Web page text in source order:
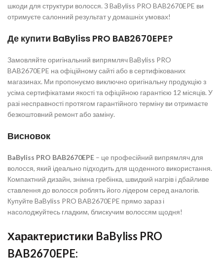
шкоди для структури волосся. З BaByliss PRO BAB2670EPE ви
отримуєте салонний результат у домашніх умовах!
Де купити BaByliss PRO BAB2670EPE?
Замовляйте оригінальний випрямляч BaByliss PRO
BAB2670EPE на офіційному сайті або в сертифікованих
магазинах. Ми пропонуємо виключно оригінальну продукцію з
усіма сертифікатами якості та офіційною гарантією 12 місяців. У
разі несправності протягом гарантійного терміну ви отримаєте
безкоштовний ремонт або заміну.
Висновок
BaByliss PRO BAB2670EPE – це професійний випрямляч для
волосся, який ідеально підходить для щоденного використання.
Компактний дизайн, знімна гребінка, швидкий нагрів і дбайливе
ставлення до волосся роблять його лідером серед аналогів.
Купуйте BaByliss PRO BAB2670EPE прямо зараз і
насолоджуйтесь гладким, блискучим волоссям щодня!
Характеристики BaByliss PRO
BAB2670EPE: